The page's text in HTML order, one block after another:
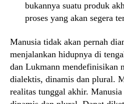
bukannya suatu produk
proses yang akan segera
Manusia tidak akan pernah
menjalankan hidupnya di
dan Lukmann mendefinisikan
dialektis, dinamis dan plural.
realitas tunggal akhir.